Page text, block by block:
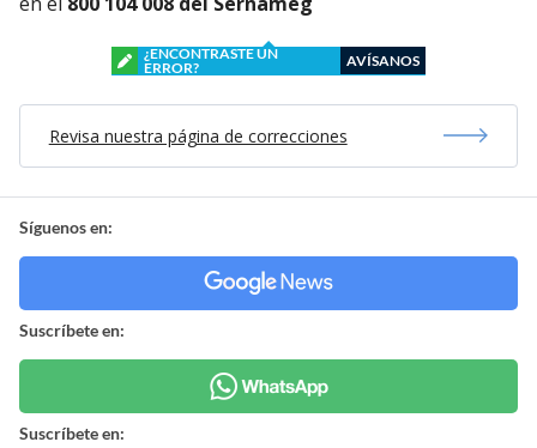
¿ENCONTRASTE UN
ERROR?
AVÍSANOS
Revisa nuestra página de correcciones
Síguenos en:
Suscríbete en:
Suscríbete en: